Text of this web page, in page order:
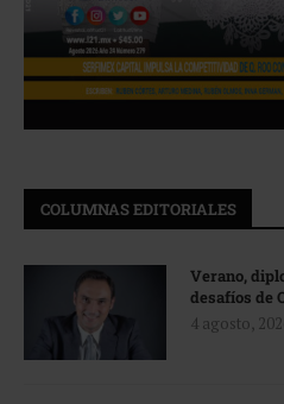
COLUMNAS EDITORIALES
Verano,
desafíos de
4 agosto,